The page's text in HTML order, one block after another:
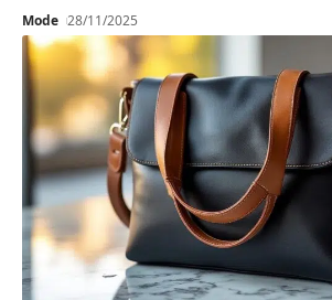
Mode 28/11/2025